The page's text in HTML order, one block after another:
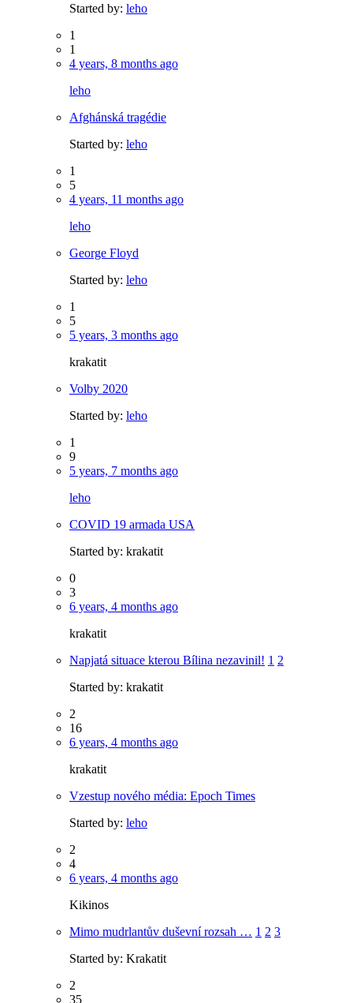
Started by: leho
1
1
4 years, 8 months ago
leho
Afghánská tragédie
Started by: leho
1
5
4 years, 11 months ago
leho
George Floyd
Started by: leho
1
5
5 years, 3 months ago
krakatit
Volby 2020
Started by: leho
1
9
5 years, 7 months ago
leho
COVID 19 armada USA
Started by: krakatit
0
3
6 years, 4 months ago
krakatit
Napjatá situace kterou Bílina nezavinil! 1 2
Started by: krakatit
2
16
6 years, 4 months ago
krakatit
Vzestup nového média: Epoch Times
Started by: leho
2
4
6 years, 4 months ago
Kikinos
Mimo mudrlantův duševní rozsah … 1 2 3
Started by: Krakatit
2
35